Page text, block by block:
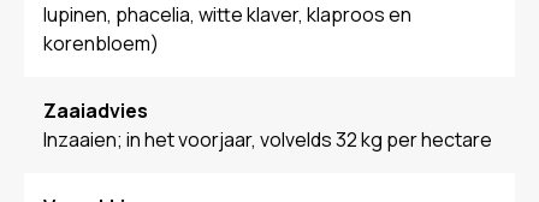
lupinen, phacelia, witte klaver, klaproos en
korenbloem)
Zaaiadvies
Inzaaien; in het voorjaar, volvelds 32 kg per hectare